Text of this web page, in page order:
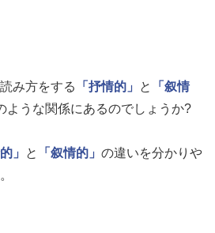
み方をする 「抒情的」 と
「叙情
ような関係にあるのでしょうか?
」 と 「叙情的」 の違いを分かりや